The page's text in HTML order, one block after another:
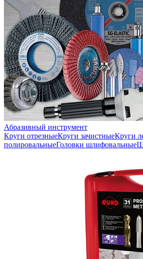
Абразивный инструмент
Круги отрезныеКруги зачистныеКруги
полировальныеГоловки шлифовальные